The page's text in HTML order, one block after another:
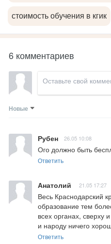
стоимость обучения в кгик
6 комментариев
Новые
Рубен 26.05 10:08
Ого должно быть
Ответить
Анатолий 21.05 17:27
Весь Краснодарский
образование тем
всех органах,
и народу ничего
Ответить